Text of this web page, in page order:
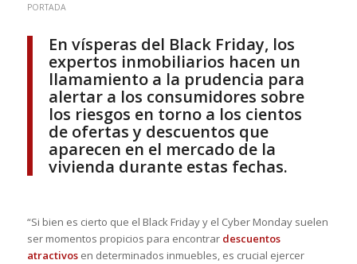
PORTADA
En vísperas del Black Friday, los
expertos inmobiliarios hacen un
llamamiento a la prudencia para
alertar a los consumidores sobre
los riesgos en torno a los cientos
de ofertas y descuentos que
aparecen en el mercado de la
vivienda durante estas fechas.
“Si bien es cierto que el Black Friday y el Cyber Monday suelen
ser momentos propicios para encontrar descuentos
atractivosen determinados inmuebles, es crucial ejercer